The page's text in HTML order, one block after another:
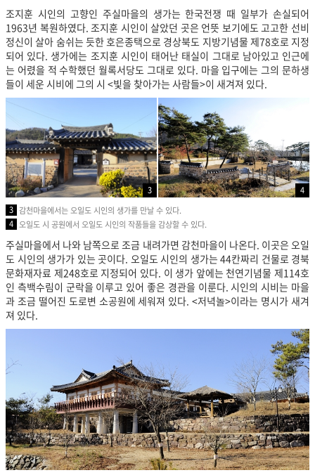
조지훈 시인의 고향인 주실마을의 생가는 한국전쟁 때 일부가 손실되어
1963년 복원하였다. 조지훈 시인이 살았던 곳은 언뜻 보기에도 고고한 선비
정신이 살아 숨쉬는 듯한 호은종택으로 경상북도 지방기념물 제78호로 지정
되어 있다. 생가에는 조지훈 시인이 태어난 태실이 그대로 남아있고 인근에
는 어렸을 적 수학했던 월록서당도 그대로 있다. 마을 입구에는 그의 문하생
들이 세운 시비에 그의 시 <빛을 찾아가는 사람들>이 새겨져 있다.
3
4
3 감천마을에서는 오일도 시인의 생가를 만날 수 있다.
4 오일도 시 공원에서 오일도 시인의 작품들을 감상할 수 있다.
주실마을에서 나와 남쪽으로 조금 내려가면 감천마을이 나온다. 이곳은 오일
도 시인의 생가가 있는 곳이다. 오일도 시인의 생가는 44칸짜리 건물로 경북
문화재자료 제248호로 지정되어 있다. 이 생가 앞에는 천연기념물 제114호
인 측백수림이 군락을 이루고 있어 좋은 경관을 이룬다. 시인의 시비는 마을
과 조금 떨어진 도로변 소공원에 세워져 있다. <저녁놀>이라는 명시가 새겨
져 있다.